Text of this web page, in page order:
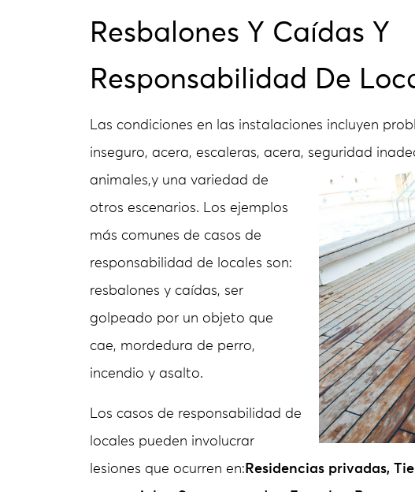
Resbalones Y Caídas Y
Responsabilidad De
Las condiciones en las instalaciones incluyen
inseguro, acera, escaleras, acera, seguridad
animales,y una variedad de
otros escenarios. Los ejemplos
más comunes de casos de
responsabilidad de locales son:
resbalones y caídas, ser
golpeado por un objeto que
cae, mordedura de perro,
incendio y asalto.
Los casos de responsabilidad de
locales pueden involucrar
lesiones que ocurren en: Residencias privadas,